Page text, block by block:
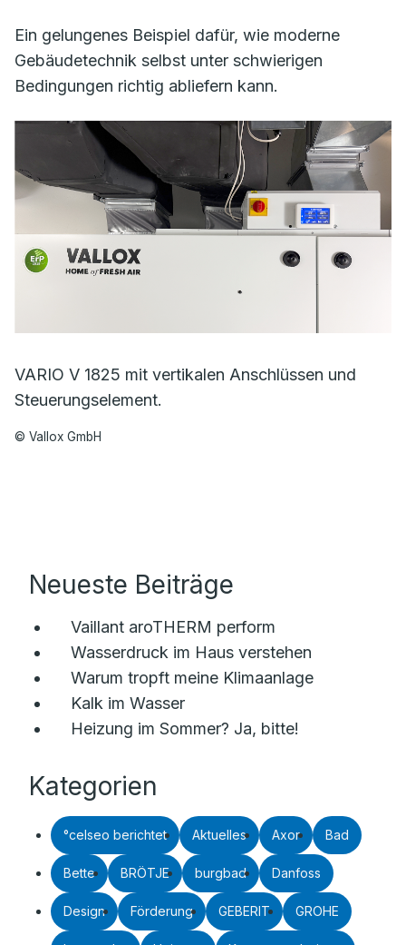
Ein gelungenes Beispiel dafür, wie moderne
Gebäudetechnik selbst unter schwierigen
Bedingungen richtig abliefern kann.
VARIO V 1825 mit vertikalen Anschlüssen und
Steuerungselement.
© Vallox GmbH
Neueste Beiträge
Vaillant aroTHERM perform
Wasserdruck im Haus verstehen
Warum tropft meine Klimaanlage
Kalk im Wasser
Heizung im Sommer? Ja, bitte!
Kategorien
°celseo berichtet Aktuelles Axor Bad
Bette BRÖTJE burgbad Danfoss
Design Förderung GEBERIT GROHE